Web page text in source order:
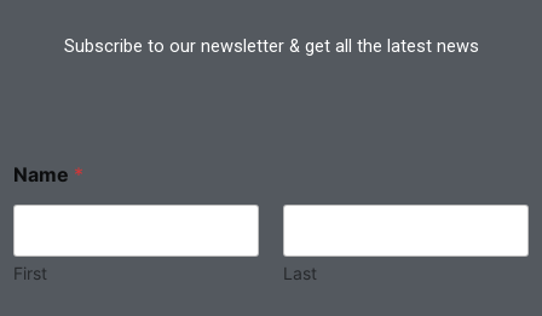
Subscribe to our newsletter & get all the latest news
Name *
First Last